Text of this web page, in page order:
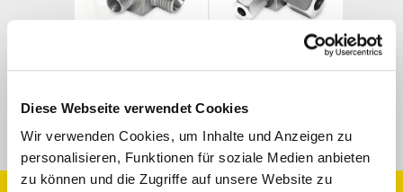
Diese Webseite verwendet Cookies
Wir verwenden Cookies, um Inhalte und Anzeigen zu
personalisieren, Funktionen für soziale Medien anbieten
zu können und die Zugriffe auf unsere Website zu
XTR T-Reduzierverschraubung Edelstahl
Artikel Nr.